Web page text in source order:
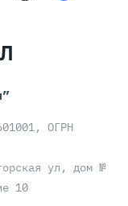
ОГРН
ул, дом №
10